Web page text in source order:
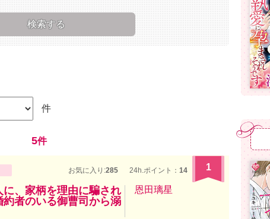
件
5件
お気に入り:285 24h.ポイント： 14 1
、家柄を理由に騙され
者のいる御曹司から溺
恩田璃星